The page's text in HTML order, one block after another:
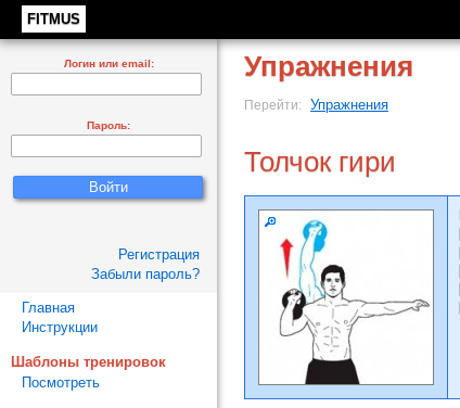
FITMUS
Упражнения
Перейти: Упражнения
Толчок гири
Логин или email:
Пароль:
Регистрация
Забыли пароль?
Главная
Инструкции
Шаблоны тренировок
Посмотреть